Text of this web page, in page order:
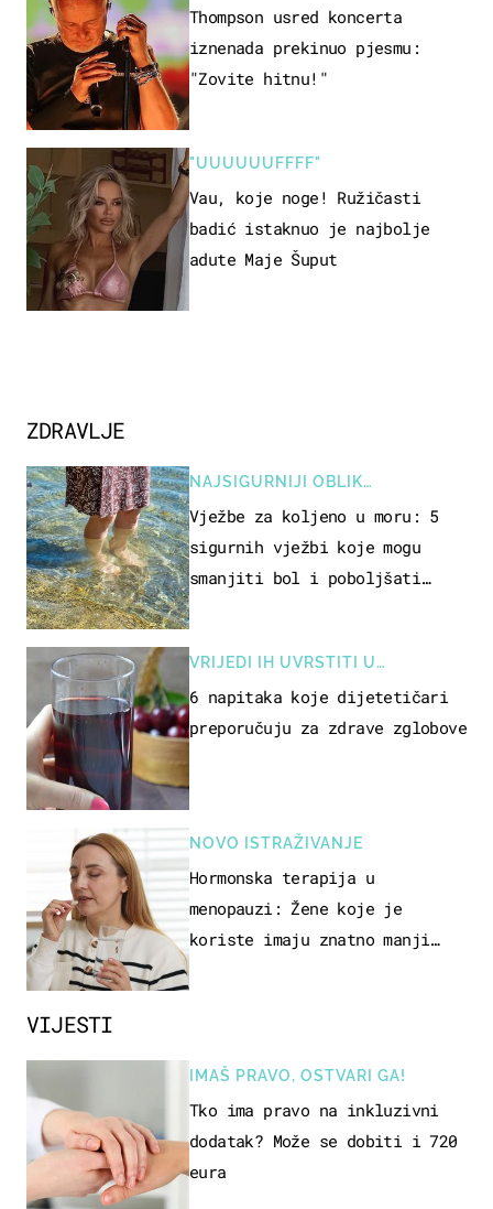
VIJESTI
IMAŠ PRAVO, OSTVARI GA!
Tko ima pravo na inkluzivni
dodatak? Može se dobiti i 720
eura
Thompson usred koncerta
iznenada prekinuo pjesmu:
"Zovite hitnu!"
"UUUUUUFFFF"
Vau, koje noge! Ružičasti
badić istaknuo je najbolje
adute Maje Šuput
ZDRAVLJE
NAJSIGURNIJI OBLIK
REKREACIJE
Vježbe za koljeno u moru: 5
sigurnih vježbi koje mogu
smanjiti bol i poboljšati
VRIJEDI IH UVRSTITI U
PREHRANU
6 napitaka koje dijetetičari
preporučuju za zdrave zglobove
NOVO ISTRAŽIVANJE
Hormonska terapija u
menopauzi: Žene koje je
koriste imaju znatno manji